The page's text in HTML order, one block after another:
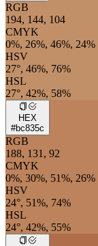
RGB
194, 144, 104
CMYK
0%, 26%, 46%, 24%
HSV
27°, 46%, 76%
HSL
27°, 42%, 58%
HEX
#bc835c
RGB
188, 131, 92
CMYK
0%, 30%, 51%, 26%
HSV
24°, 51%, 74%
HSL
24°, 42%, 55%